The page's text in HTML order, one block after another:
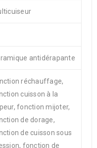
antidérapante
réchauffage,
cuisson à la
fonction mijoter,
de dorage,
de cuisson sous
fonction de